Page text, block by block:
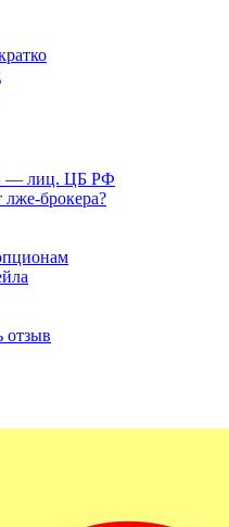
— лиц. ЦБ РФ
лже-брокера?
отзыв